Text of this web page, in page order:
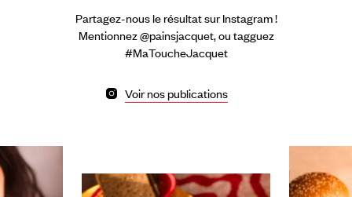
Partagez-nous le résultat sur Instagram !
Mentionnez @painsjacquet, ou tagguez
#MaToucheJacquet
Voir nos publications